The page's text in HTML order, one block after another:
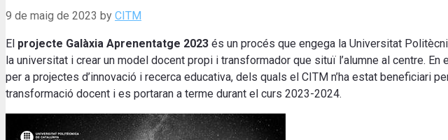
9 de maig de 2023 by CITM
El projecte Galàxia Aprenentatge 2023 és un procés que engega la Universitat
la universitat i crear un model docent propi i transformador que situï l’alumne al centre. En
per a projectes d’innovació i recerca educativa, dels quals el CITM n’ha estat beneficiari
transformació docent i es portaran a terme durant el curs 2023-2024.